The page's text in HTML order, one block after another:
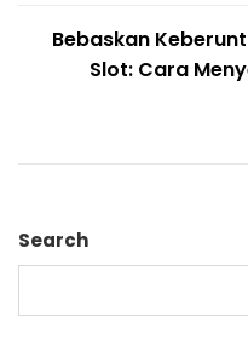
Bebaskan
Slot: Cara
Search